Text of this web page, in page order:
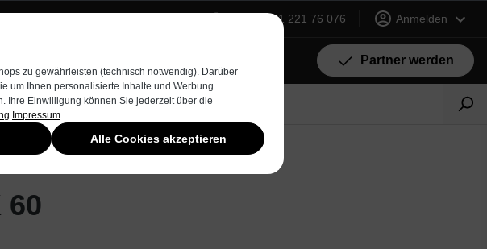
+49 (0) 231 221 76 076 Anmelden
Partner werden
60
zu gewährleisten (technisch notwendig). Darüber
um Ihnen personalisierte Inhalte und Werbung
Ihre Einwilligung können Sie jederzeit über die
Impressum
Alle Cookies akzeptieren